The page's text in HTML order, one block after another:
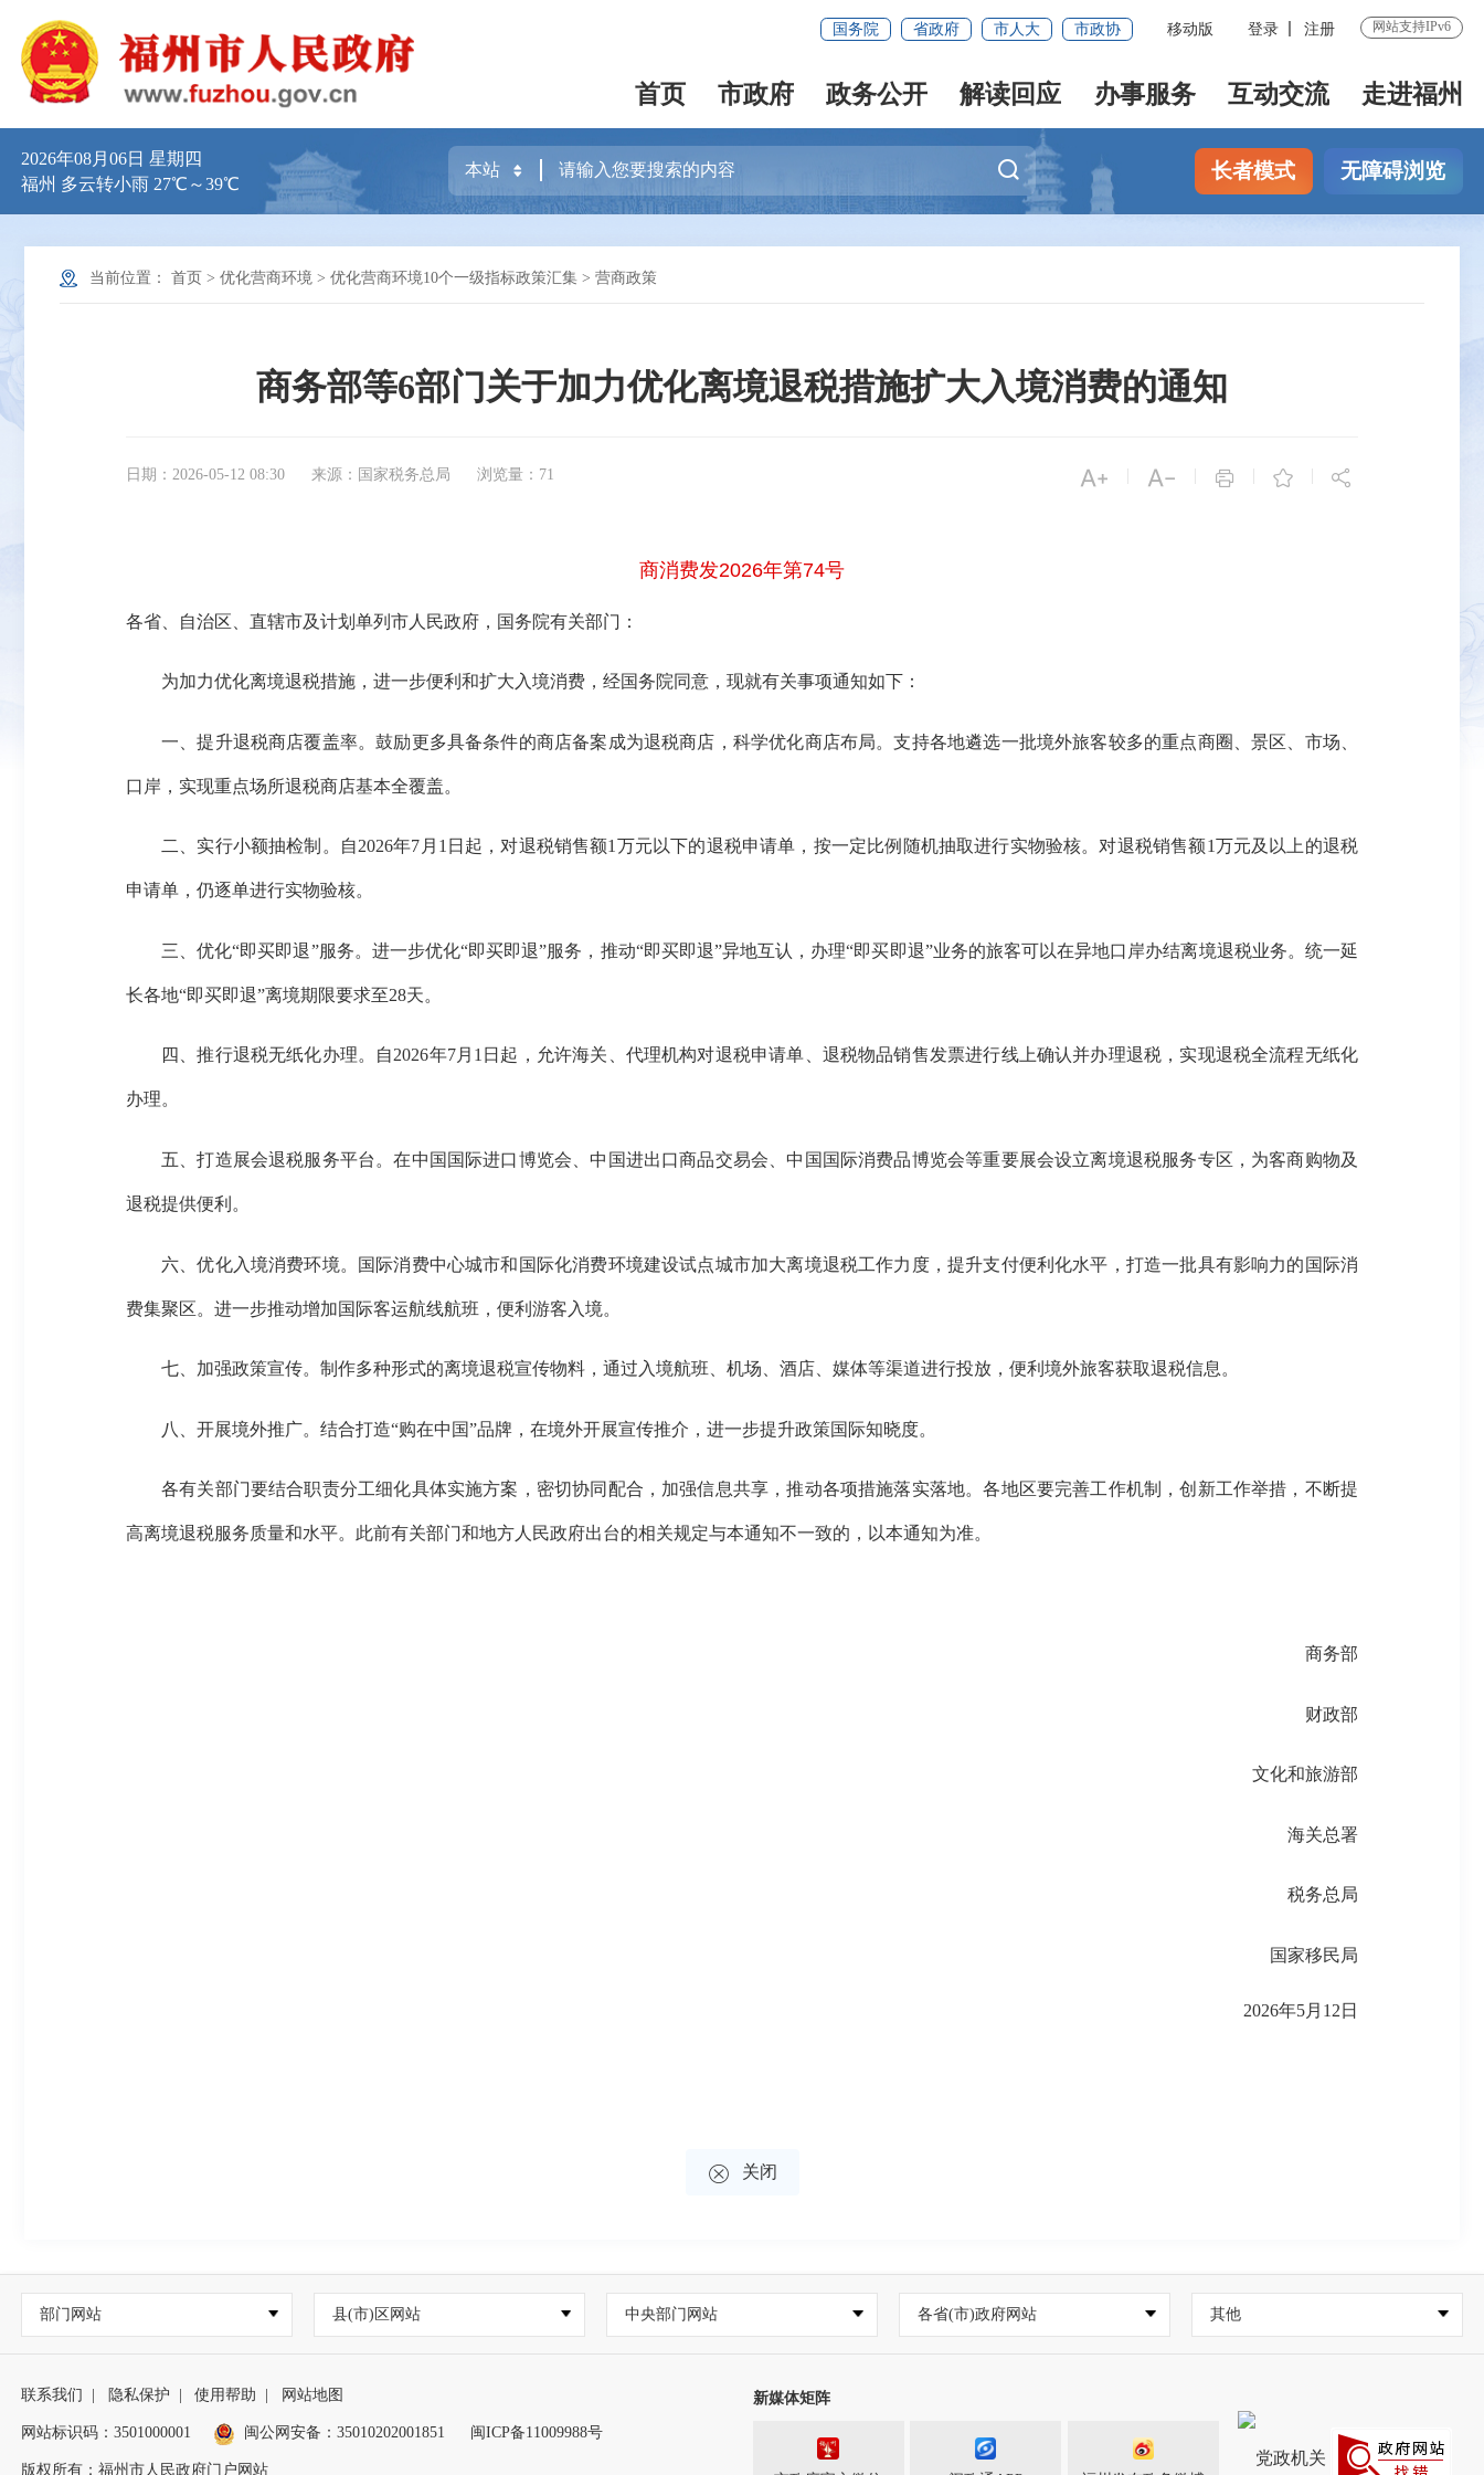
国务院 省政府 市人大 市政协 移动版 登录 注册 网站支持IPv6
首页 市政府 政务公开 解读回应 办事服务 互动交流 走进福州
2026年08月06日 星期四
福州 多云转小雨 27℃～39℃
长者模式 无障碍浏览
当前位置： 首页 > 优化营商环境 > 优化营商环境10个一级指标政策汇集 > 营商政策
商务部等6部门关于加力优化离境退税措施扩大入境消费的通知
日期：2026-05-12 08:30 来源：国家税务总局 浏览量：71  |  |  |  | 
商消费发2026年第74号
各省、自治区、直辖市及计划单列市人民政府，国务院有关部门：
为加力优化离境退税措施，进一步便利和扩大入境消费，经国务院同意，现就有关事项通知如下：
一、提升退税商店覆盖率。鼓励更多具备条件的商店备案成为退税商店，科学优化商店布局。支持各地遴选一批境外旅客较多的重点商圈、景区、市场、
口岸，实现重点场所退税商店基本全覆盖。
二、实行小额抽检制。自2026年7月1日起，对退税销售额1万元以下的退税申请单，按一定比例随机抽取进行实物验核。对退税销售额1万元及以上的退税
申请单，仍逐单进行实物验核。
三、优化“即买即退”服务。进一步优化“即买即退”服务，推动“即买即退”异地互认，办理“即买即退”业务的旅客可以在异地口岸办结离境退税业务。统一延
长各地“即买即退”离境期限要求至28天。
四、推行退税无纸化办理。自2026年7月1日起，允许海关、代理机构对退税申请单、退税物品销售发票进行线上确认并办理退税，实现退税全流程无纸化
办理。
五、打造展会退税服务平台。在中国国际进口博览会、中国进出口商品交易会、中国国际消费品博览会等重要展会设立离境退税服务专区，为客商购物及
退税提供便利。
六、优化入境消费环境。国际消费中心城市和国际化消费环境建设试点城市加大离境退税工作力度，提升支付便利化水平，打造一批具有影响力的国际消
费集聚区。进一步推动增加国际客运航线航班，便利游客入境。
七、加强政策宣传。制作多种形式的离境退税宣传物料，通过入境航班、机场、酒店、媒体等渠道进行投放，便利境外旅客获取退税信息。
八、开展境外推广。结合打造“购在中国”品牌，在境外开展宣传推介，进一步提升政策国际知晓度。
各有关部门要结合职责分工细化具体实施方案，密切协同配合，加强信息共享，推动各项措施落实落地。各地区要完善工作机制，创新工作举措，不断提
高离境退税服务质量和水平。此前有关部门和地方人民政府出台的相关规定与本通知不一致的，以本通知为准。
商务部
财政部
文化和旅游部
海关总署
税务总局
国家移民局
2026年5月12日
 关闭
部门网站 县(市)区网站 中央部门网站 各省(市)政府网站 其他
联系我们 隐私保护 使用帮助 网站地图
网站标识码：3501000001 闽公网安备： 35010202001851 闽ICP备11009988号
版权所有：福州市人民政府门户网站
新媒体矩阵